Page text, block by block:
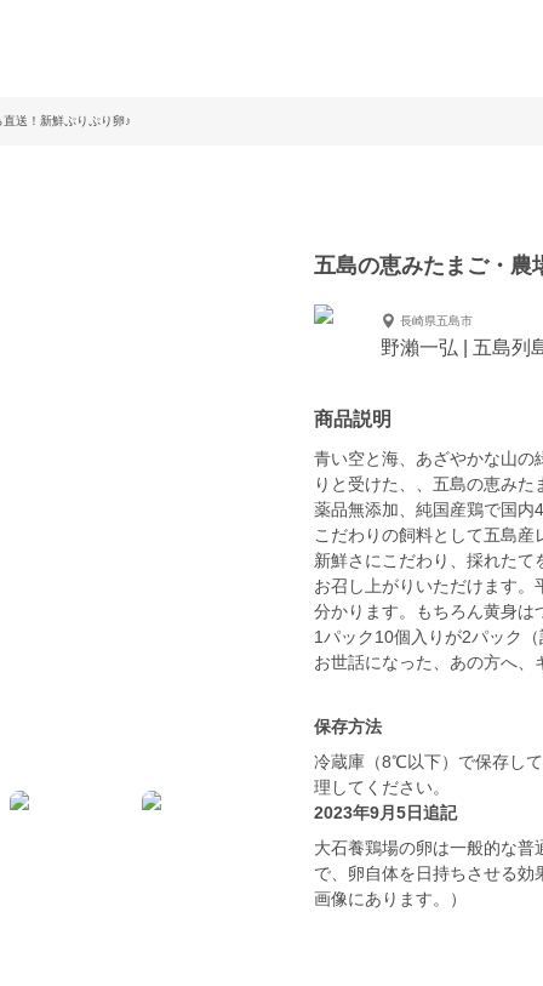
送！新鮮ぷりぷり卵♪
五島の恵みたまご・農
長崎県五島市
野瀨一弘 | 五島
商品説明
青い空と海、あざやかな山の
りと受けた、、五島の恵みた
薬品無添加、純国産鶏で国内
こだわりの飼料として五島産
新鮮さにこだわり、採れたて
お召し上がりいただけます。
分かります。もちろん黄身は
1パック10個入りが2パック
保存方法
冷蔵庫（8℃以下）で保存し
2023年9月5日追記
大石養鶏場の卵は一般的な
で、卵自体を日持ちさせる
画像にあります。）